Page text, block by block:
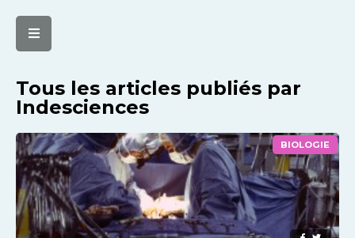
Tous les articles publiés par
Indesciences
BIOLOGIE